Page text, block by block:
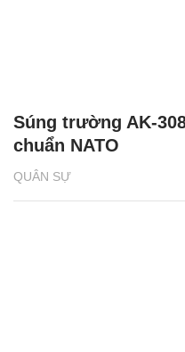
QUÂN SỰ
Súng trường AK-
chuẩn NATO